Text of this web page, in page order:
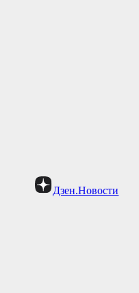
Дзен.Новости